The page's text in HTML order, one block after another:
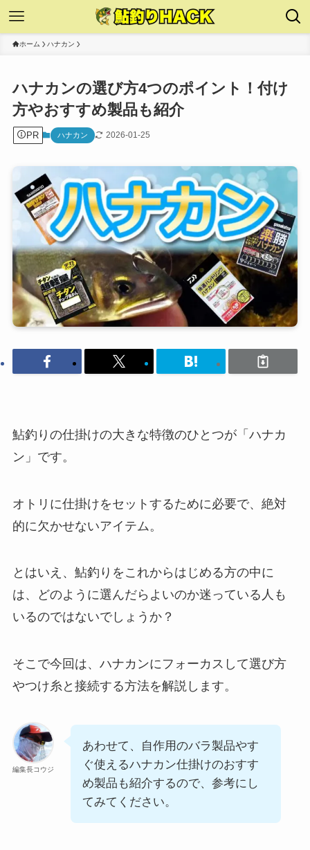
ホーム ハナカン
ハナカンの選び方4つのポイント！付け
方やおすすめ製品も紹介
PR ハナカン 2026-01-25
鮎釣りの仕掛けの大きな特徴のひとつが「ハナカ
ン」です。
オトリに仕掛けをセットするために必要で、絶対
的に欠かせないアイテム。
とはいえ、鮎釣りをこれからはじめる方の中に
は、どのように選んだらよいのか迷っている人も
いるのではないでしょうか？
そこで今回は、ハナカンにフォーカスして選び方
やつけ糸と接続する方法を解説します。
編集長コウジ
あわせて、自作用のバラ製品やす
ぐ使えるハナカン仕掛けのおすす
め製品も紹介するので、参考にし
てみてください。